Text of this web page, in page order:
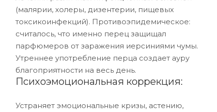
(малярии, холеры, дизентерии, пищевых
токсикоинфекций). Противоэпидемическое:
считалось, что именно перец защищал
парфюмеров от заражения иерсиниями чумы.
Утреннее употребление перца создает ауру
благоприятности на весь день.
Психоэмоциональная коррекция:
Устраняет эмоциональные кризы, астению,